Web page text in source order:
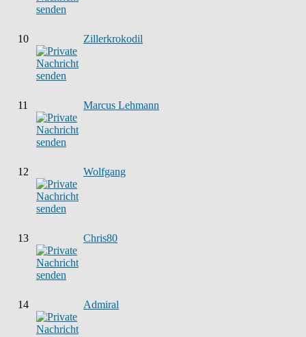
10 Zillerkrokodil
11 Marcus Lehmann
12 Wolfgang
13 Chris80
14 Admiral